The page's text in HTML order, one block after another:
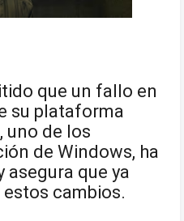
que un fallo en
su plataforma
uno de los
de Windows, ha
asegura que ya
cambios.